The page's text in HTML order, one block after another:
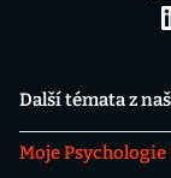
Další témata z
Moje Psychologie